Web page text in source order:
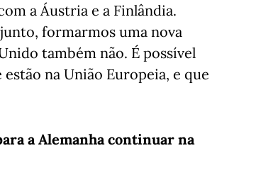
a Áustria e a Finlândia.
formarmos uma nova
também não. É possível
na União Europeia, e que
a Alemanha continuar na